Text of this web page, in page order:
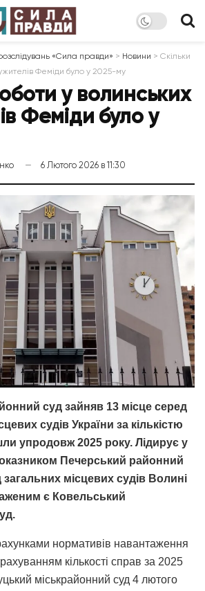
«Сила правди» > Новини > Скільки
Феміди було у 2025-му
у волинських
Феміди було у
6 Лютого 2026 в 11:30
суд зайняв 13 місце серед
судів України за кількістю
упродовж 2025 року. Лідирує у
Печерський районний
місцевих судів Волині
є Ковельський
нормативів навантаження
кількості справ за 2025
міськрайонний суд 4 лютого